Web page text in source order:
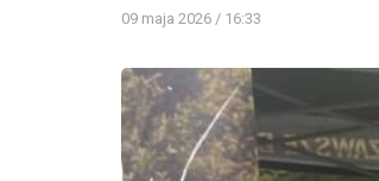
09 maja 2026 / 16:33